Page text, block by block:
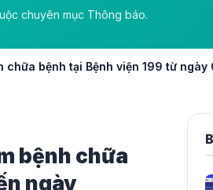
chuyên mục Thông báo.
bệnh tại Bệnh viện 199 từ
bệnh chữa
ngày